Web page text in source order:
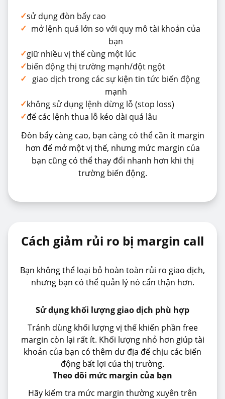
✓sử dụng đòn bẩy cao
✓ mở lệnh quá lớn so với quy mô tài khoản của
bạn
✓giữ nhiều vị thế cùng một lúc
✓biến động thị trường mạnh/đột ngột
✓ giao dịch trong các sự kiện tin tức biến động
mạnh
✓không sử dụng lệnh dừng lỗ (stop loss)
✓để các lệnh thua lỗ kéo dài quá lâu
Đòn bẩy càng cao, bạn càng có thể cần ít margin
hơn để mở một vị thế, nhưng mức margin của
bạn cũng có thể thay đổi nhanh hơn khi thị
trường biến động.
Cách giảm rủi ro bị margin call
Bạn không thể loại bỏ hoàn toàn rủi ro giao dịch,
nhưng bạn có thể quản lý nó cẩn thận hơn.
Sử dụng khối lượng giao dịch phù hợp
Tránh dùng khối lượng vị thế khiến phần free
margin còn lại rất ít. Khối lượng nhỏ hơn giúp tài
khoản của bạn có thêm dư địa để chịu các biến
động bất lợi của thị trường.
Theo dõi mức margin của bạn
Hãy kiểm tra mức margin thường xuyên trên